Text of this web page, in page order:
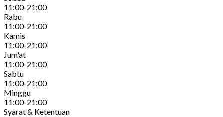
11:00-21:00
Rabu
11:00-21:00
Kamis
11:00-21:00
Jum'at
11:00-21:00
Sabtu
11:00-21:00
Minggu
11:00-21:00
Syarat & Ketentuan